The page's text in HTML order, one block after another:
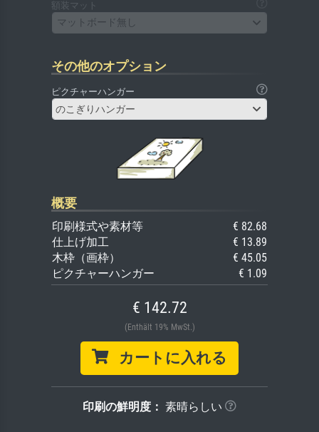
額装マット
マットボード無し
その他のオプション
ピクチャーハンガー
のこぎりハンガー
概要
印刷様式や素材等
€ 82.68
仕上げ加工
€ 13.89
木枠（画枠）
€ 45.05
ピクチャーハンガー
€ 1.09
€ 142.72
(Enthält 19% MwSt.)
カートに入れる
印刷の鮮明度： 素晴らしい